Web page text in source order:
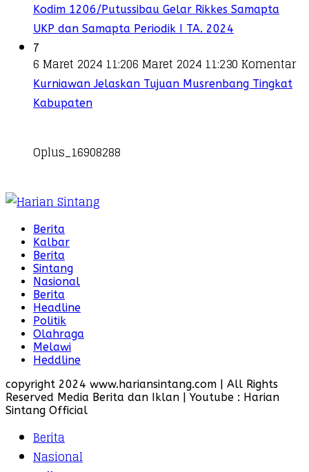
Kodim 1206/Putussibau Gelar Rikkes Samapta
UKP dan Samapta Periodik I TA. 2024
7
6 Maret 2024 11:206 Maret 2024 11:230 Komentar
Kurniawan Jelaskan Tujuan Musrenbang Tingkat
Kabupaten
Oplus_16908288
Berita
Kalbar
Berita
Sintang
Nasional
Berita
Headline
Politik
Olahraga
Melawi
Heddline
copyright 2024 www.hariansintang.com | All Rights
Reserved Media Berita dan Iklan | Youtube : Harian
Sintang Official
Berita
Nasional